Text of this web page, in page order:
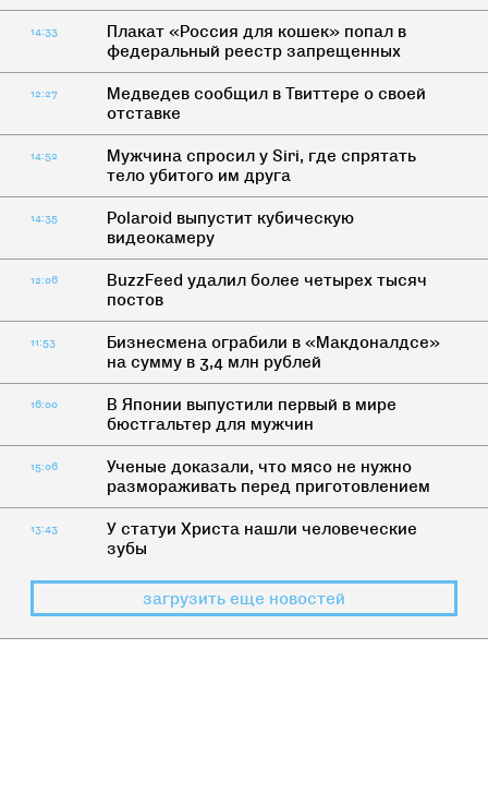
14:33
Плакат «Россия для кошек» попал в
федеральный реестр запрещенных
12:27
Медведев сообщил в Твиттере о своей
отставке
14:52
Мужчина спросил у Siri, где спрятать
тело убитого им друга
14:35
Polaroid выпустит кубическую
видеокамеру
12:06
BuzzFeed удалил более четырех тысяч
постов
11:53
Бизнесмена ограбили в «Макдоналдсе»
на сумму в 3,4 млн рублей
16:00
В Японии выпустили первый в мире
бюстгальтер для мужчин
15:06
Ученые доказали, что мясо не нужно
размораживать перед приготовлением
13:43
У статуи Христа нашли человеческие
зубы
загрузить еще новостей